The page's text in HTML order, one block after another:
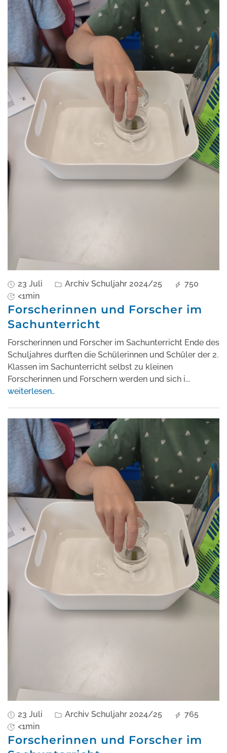
23 Juli Archiv Schuljahr 2024/25
750
<1min
Forscherinnen und Forscher im
Sachunterricht
Forscherinnen und Forscher im Sachunterricht Ende des
Schuljahres durften die Schülerinnen und Schüler der 2.
Klassen im Sachunterricht selbst zu kleinen
Forscherinnen und Forschern werden und sich i...
weiterlesen..
23 Juli Archiv Schuljahr 2024/25
765
<1min
Forscherinnen und Forscher im